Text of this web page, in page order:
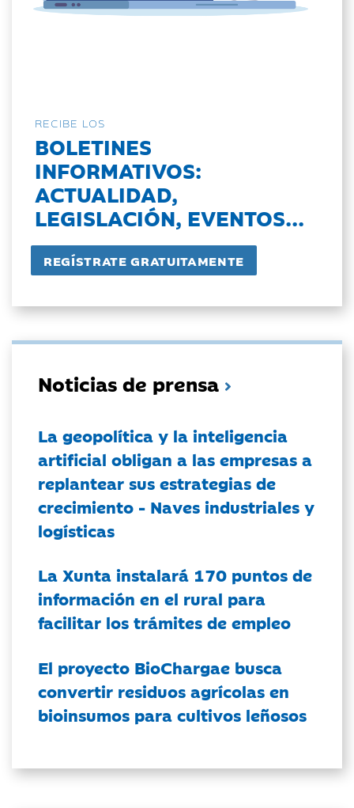
RECIBE LOS
BOLETINES
INFORMATIVOS:
ACTUALIDAD,
LEGISLACIÓN, EVENTOS...
Noticias de prensa
La geopolítica y la inteligencia
artificial obligan a las empresas a
replantear sus estrategias de
crecimiento - Naves industriales y
logísticas
La Xunta instalará 170 puntos de
información en el rural para
facilitar los trámites de empleo
El proyecto BioChargae busca
convertir residuos agrícolas en
bioinsumos para cultivos leñosos